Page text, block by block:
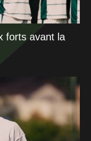
forts avant la